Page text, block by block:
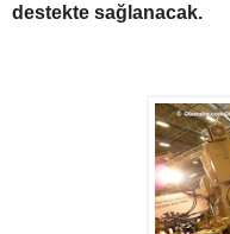
destekte sağlanacak.